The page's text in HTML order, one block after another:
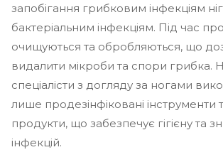
запобігання грибковим інфекціям
бактеріальним інфекціям. Під час
очищуються та обробляються, що
видалити мікроби та спори грибка.
спеціалісти з догляду за ногами
лише продезінфіковані інструменти
продукти, що забезпечує гігієну та
інфекцій.